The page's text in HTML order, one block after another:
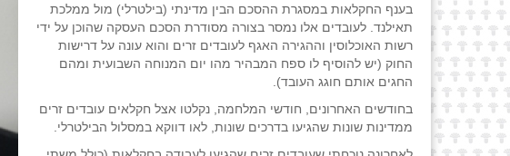
בענף החקלאות במסגרת ההסכם הבין מדינתי (בילטרלי) מול ממלכת
תאילנד. לעובדים אלו נמסר בצורה מסודרת הסכם העסקה שהוכן על ידי
רשות האוכלוסין וההגירה האגף לעובדים זרים והוא עונה על דרישות
החוק (יש להוסיף לו ספח המבהיר מהו יום המנוחה השבועית ומהם
החגים אותם חוגג העובד).
בחודשים האחרונים, חודשי המלחמה, נקלטו אצל חקלאים עובדים זרים
ממדינות שונות שהגיעו בדרכים שונות, לאו דווקא במסלול הבילטרלי.